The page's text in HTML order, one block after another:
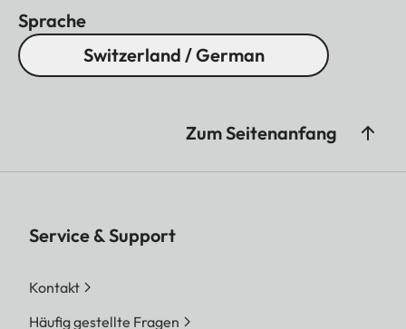
Sprache
Switzerland / German
Zum Seitenanfang
Service & Support
Kontakt
Häufig gestellte Fragen